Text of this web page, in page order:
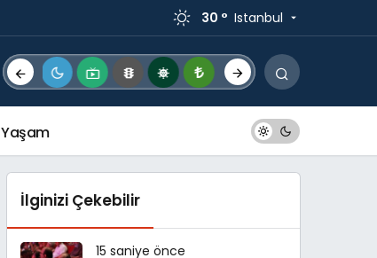
30 ° Istanbul
Yaşam
İlginizi Çekebilir
15 saniye önce